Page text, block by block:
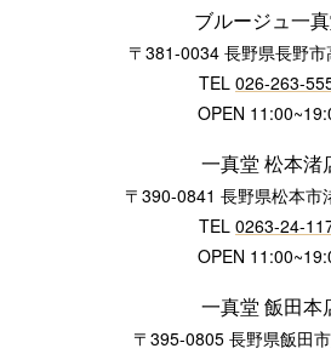
ブルージュ一
〒381-0034 長野県長野市
TEL 026-263-
OPEN
一真堂 松本渚
〒390-0841 長野県松本市
TEL 0263-24-
OPEN
一真堂 飯田本
〒395-0805 長野県飯田